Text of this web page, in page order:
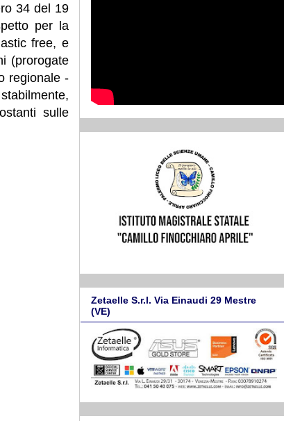
34 del 19
per la
free, e
(prorogate
regionale -
sulle
Zetaelle S.r.l. Via Einaudi 29 Mestre
(VE)